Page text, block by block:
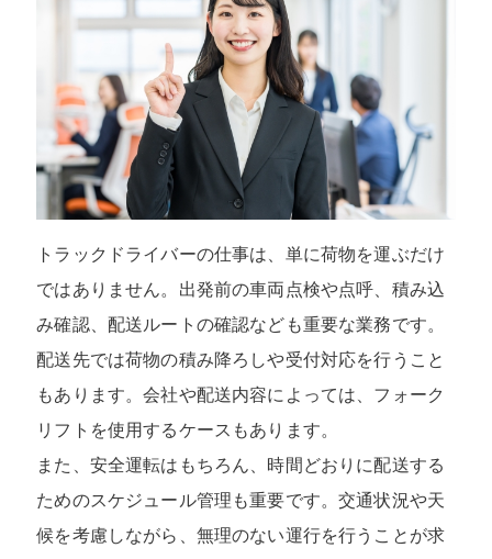
トラックドライバーの仕事は、単に荷物を運ぶだけ
ではありません。出発前の車両点検や点呼、積み込
み確認、配送ルートの確認なども重要な業務です。
配送先では荷物の積み降ろしや受付対応を行うこと
もあります。会社や配送内容によっては、フォーク
リフトを使用するケースもあります。
また、安全運転はもちろん、時間どおりに配送する
ためのスケジュール管理も重要です。交通状況や天
候を考慮しながら、無理のない運行を行うことが求